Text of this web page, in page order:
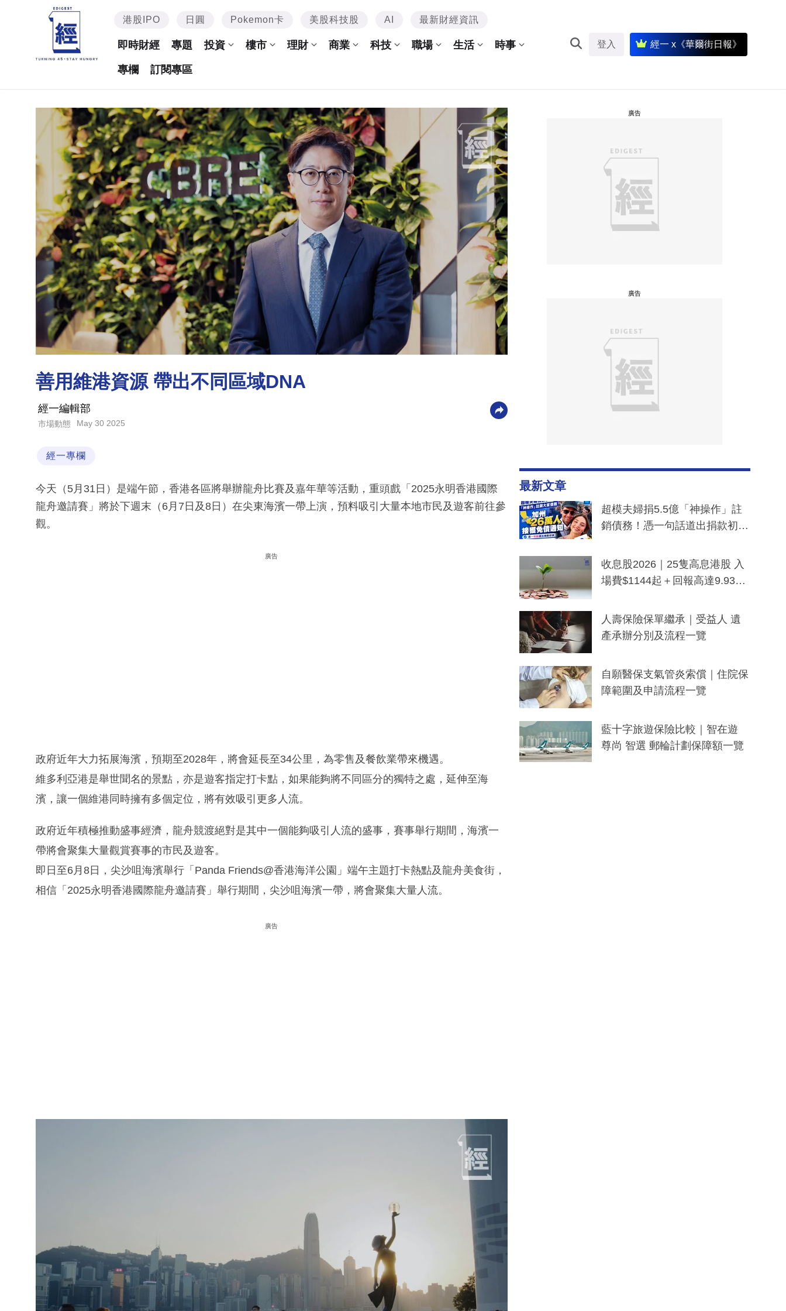
港股IPO 日圓 Pokemon卡 美股科技股 AI 最新財經資訊
即時財經 專題 投資 樓市 理財 商業 科技 職場 生活 時事
專欄 訂閱專區
登入 經一 x《華爾街日報》
善用維港資源 帶出不同區域DNA
經一編輯部
市場動態 May 30 2025
經一專欄
今天（5月31日）是端午節，香港各區將舉辦龍舟比賽及嘉年華等活動，重頭戲「2025永明香港國際
龍舟邀請賽」將於下週末（6月7日及8日）在尖東海濱一帶上演，預料吸引大量本地市民及遊客前往參
觀。
廣告
政府近年大力拓展海濱，預期至2028年，將會延長至34公里，為零售及餐飲業帶來機遇。
維多利亞港是舉世聞名的景點，亦是遊客指定打卡點，如果能夠將不同區分的獨特之處，延伸至海
濱，讓一個維港同時擁有多個定位，將有效吸引更多人流。
政府近年積極推動盛事經濟，龍舟競渡絕對是其中一個能夠吸引人流的盛事，賽事舉行期間，海濱一
帶將會聚集大量觀賞賽事的市民及遊客。
即日至6月8日，尖沙咀海濱舉行「Panda Friends@香港海洋公園」端午主題打卡熱點​及龍舟美食街，
相信「2025永明香港國際龍舟邀請賽」舉行期間，尖沙咀海濱一帶，將會聚集大量人流。
廣告
廣告
廣告
最新文章
超模夫婦捐5.5億「神操作」註
銷債務！憑一句話道出捐款初
一度被誤當詐騙手段
收息股2026｜25隻高息港股 入
場費$1144起＋回報高達9.93
人壽保險保單繼承｜受益人 遺
產承辦分別及流程一覽
自願醫保支氣管炎索償｜住院保
障範圍及申請流程一覽
藍十字旅遊保險比較｜智在遊
尊尚 智選 郵輪計劃保障額一覽